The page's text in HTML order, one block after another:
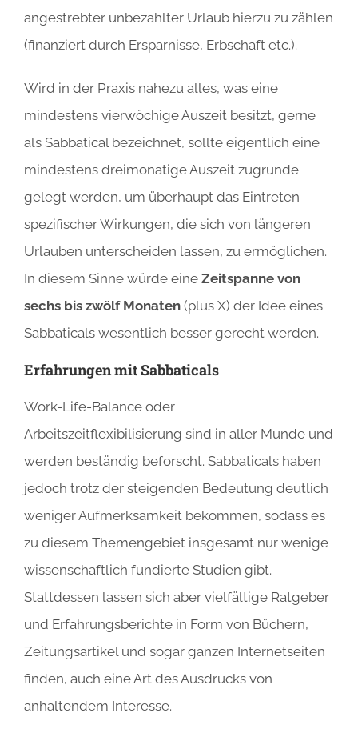
angestrebter unbezahlter Urlaub hierzu zu zählen
(finanziert durch Ersparnisse, Erbschaft etc.).
Wird in der Praxis nahezu alles, was eine
mindestens vierwöchige Auszeit besitzt, gerne
als Sabbatical bezeichnet, sollte eigentlich eine
mindestens dreimonatige Auszeit zugrunde
gelegt werden, um überhaupt das Eintreten
spezifischer Wirkungen, die sich von längeren
Urlauben unterscheiden lassen, zu ermöglichen.
In diesem Sinne würde eine Zeitspanne von
sechs bis zwölf Monaten (plus X) der Idee eines
Sabbaticals wesentlich besser gerecht werden.
Erfahrungen mit Sabbaticals
Work-Life-Balance oder
Arbeitszeitflexibilisierung sind in aller Munde und
werden beständig beforscht. Sabbaticals haben
jedoch trotz der steigenden Bedeutung deutlich
weniger Aufmerksamkeit bekommen, sodass es
zu diesem Themengebiet insgesamt nur wenige
wissenschaftlich fundierte Studien gibt.
Stattdessen lassen sich aber vielfältige Ratgeber
und Erfahrungsberichte in Form von Büchern,
Zeitungsartikel und sogar ganzen Internetseiten
finden, auch eine Art des Ausdrucks von
anhaltendem Interesse.